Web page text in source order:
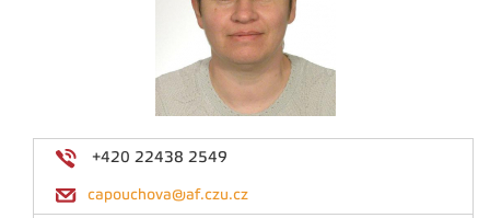
+420 22438 2549
capouchova@af.czu.cz